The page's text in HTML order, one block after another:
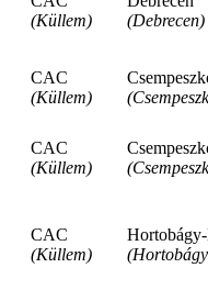
(Küllem)
(Debrecen)
CAC
(Küllem)
CAC
(Küllem)
CAC
(Küllem)